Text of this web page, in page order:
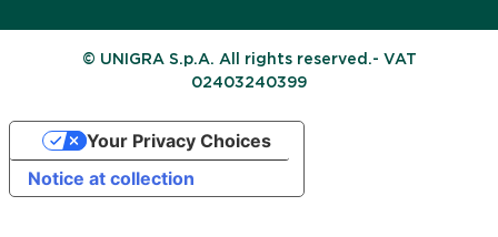
© UNIGRA S.p.A. All rights reserved.- VAT
02403240399
Notice at collection
Your Privacy Choices